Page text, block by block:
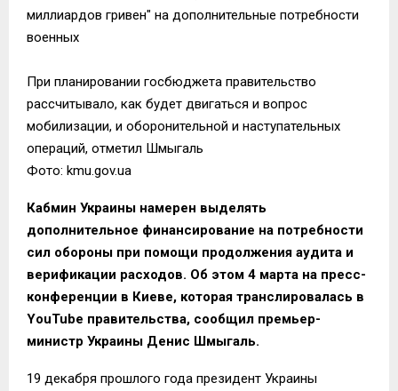
При планировании госбюджета правительство
рассчитывало, как будет двигаться и вопрос
мобилизации, и оборонительной и наступательных
операций, отметил Шмыгаль
Фото: kmu.gov.ua
Кабмин Украины намерен выделять
дополнительное финансирование на потребности
сил обороны при помощи продолжения аудита и
верификации расходов. Об этом 4 марта на пресс-
конференции в Киеве, которая транслировалась в
YouTube правительства, сообщил премьер-
министр Украины Денис Шмыгаль.
19 декабря прошлого года президент Украины